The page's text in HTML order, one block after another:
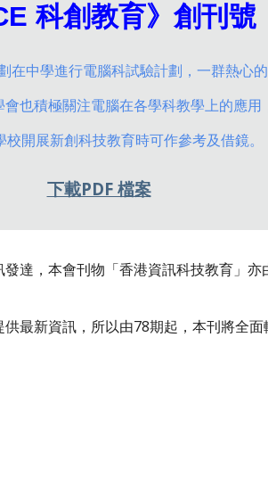
科創教育》創刊號
中學進行電腦科試驗計劃，一群熱心
也積極關注電腦在各學科教學上的應用
開展新創科技教育時可作參考及借鏡。
下載PDF 檔案
達，本會刊物「香港資訊科技教育」
最新資訊，所以由78期起，本刊將全